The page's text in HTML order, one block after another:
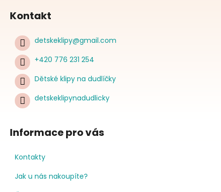
Kontakt
detskeklipy@gmail.com
+420 776 231 254
Dětské klipy na dudlíčky
detskeklipynadudlicky
Informace pro vás
Kontakty
Jak u nás nakoupíte?